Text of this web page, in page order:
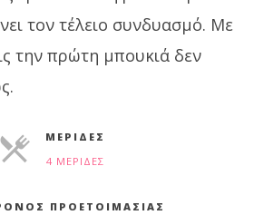
τον τέλειο συνδυασμό. Με
την πρώτη μπουκιά δεν
ΜΕΡΊΔΕΣ
4 ΜΕΡΊΔΕΣ
ΠΡΟΕΤΟΙΜΑΣΊΑΣ